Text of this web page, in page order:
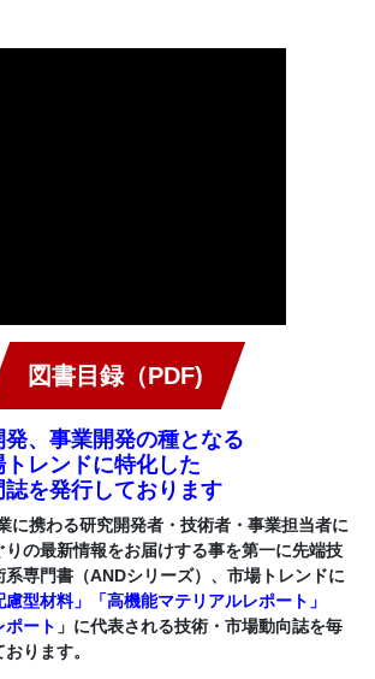
図書目録（PDF)
、事業開発の種となる
レンドに特化した
を発行しております
に携わる研究開発者・技術者・事業担当者に
の最新情報をお届けする事を第一に先端技
専門書（ANDシリーズ）、市場トレンドに
慮型材料」
「高機能マテリアルレポート」
ポート 」に代表される技術・市場動向誌を毎
ります。